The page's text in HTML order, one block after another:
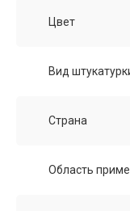
Цвет
Вид
Страна
Область